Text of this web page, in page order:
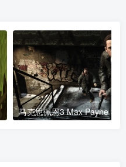
马克思佩恩3 Max Payne 3